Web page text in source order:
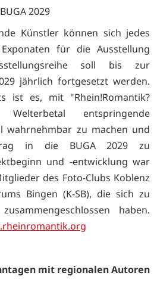
2029
Künstler können sich jedes
für die Ausstellung
soll bis zur
jährlich fortgesetzt werden.
ist es, mit "Rhein!Romantik?
entspringende
wahrnehmbar zu machen und
in die BUGA 2029 zu
und -entwicklung war
des Foto-Clubs Koblenz
Bingen (K-SB), die sich zu
haben.
mit regionalen Autoren